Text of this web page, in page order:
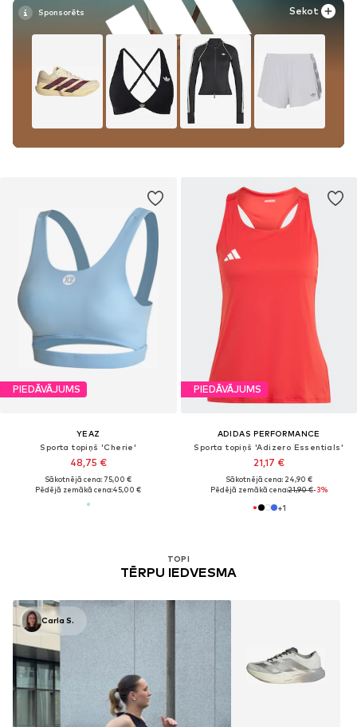
Sekot
PIEDĀVĀJUMS
YEAZ
Sporta topiņš 'Cherie'
48,75 €
Sākotnējā cena: 75,00 €
Pēdējā zemākā cena:45,00 €
PIEDĀVĀJUMS
ADIDAS PERFORMANCE
Sporta topiņš 'Adizero Essentials'
21,17 €
Sākotnējā cena: 24,90 €
Pēdējā zemākā cena:21,90 €-3%
+1
TOPI
TĒRPU IEDVESMA
Carla S.